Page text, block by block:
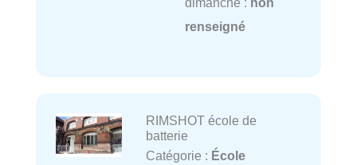
renseigné
RIMSHOT école de
batterie
Catégorie : École